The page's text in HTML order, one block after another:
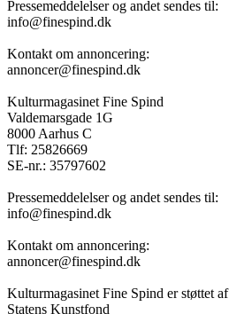
Pressemeddelelser og andet sendes til:
info@finespind.dk
Kontakt om annoncering:
annoncer@finespind.dk
Kulturmagasinet Fine Spind
Valdemarsgade 1G
8000 Aarhus C
Tlf: 25826669
SE-nr.: 35797602
Pressemeddelelser og andet sendes til:
info@finespind.dk
Kontakt om annoncering:
annoncer@finespind.dk
Kulturmagasinet Fine Spind er støttet af
Statens Kunstfond